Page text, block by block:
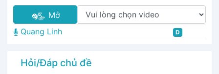
Mở
Quang Linh
D
Hỏi/Đáp chủ đề